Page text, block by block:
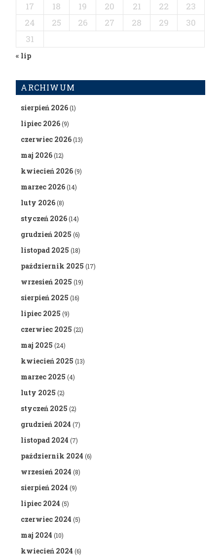
17
18 19 20 21 22
23
24
25 26 27 28 29
30
31
« lip
ARCHIWUM
sierpień 2026(1)
lipiec 2026(9)
czerwiec 2026(13)
maj 2026(12)
kwiecień 2026(9)
marzec 2026(14)
luty 2026(8)
styczeń 2026(14)
grudzień 2025 (6)
listopad 2025 (18)
październik 2025 (17)
wrzesień 2025 (19)
sierpień 2025 (16)
lipiec 2025 (9)
czerwiec 2025 (21)
maj 2025 (24)
kwiecień 2025 (13)
marzec 2025 (4)
luty 2025 (2)
styczeń 2025 (2)
grudzień 2024 (7)
listopad 2024 (7)
październik 2024 (6)
wrzesień 2024 (8)
sierpień 2024 (9)
lipiec 2024 (5)
czerwiec 2024 (5)
maj 2024 (10)
kwiecień 2024 (6)